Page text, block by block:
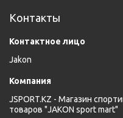
Контакты
Jakon
JSPORT.KZ - Магазин
товаров "JAKON sport mart"